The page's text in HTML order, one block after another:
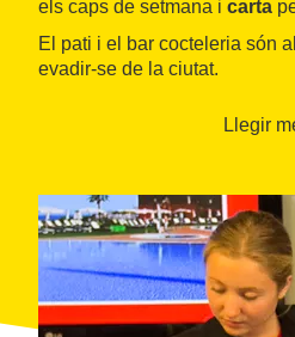
els caps de setmana i carta
El pati i el bar cocteleria són
evadir-se de la ciutat.
Llegir